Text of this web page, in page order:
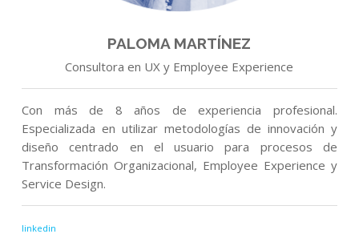
PALOMA MARTÍNEZ
Consultora en UX y Employee Experience
Con más de 8 años de experiencia profesional.
Especializada en utilizar metodologías de innovación y
diseño centrado en el usuario para procesos de
Transformación Organizacional, Employee Experience y
Service Design.
linkedin